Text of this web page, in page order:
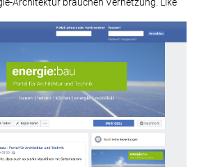
Architektur brauchen Vernetzung. Like